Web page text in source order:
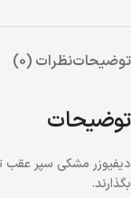
توضیحاتنظرات (0)
توضیحات
بگذارند.